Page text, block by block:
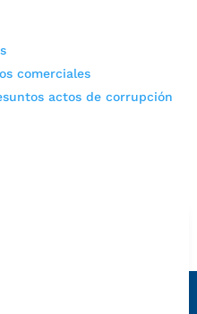
comerciales
actos de corrupción
2022
inscribirse y solicitar un
de